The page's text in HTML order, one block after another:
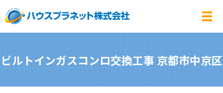
メ
ビルトインガスコンロ交換工事 京都市中京区